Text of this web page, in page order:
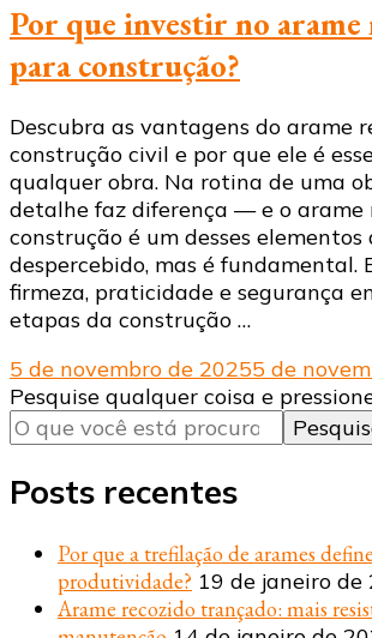
Por que investir no arame
para construção?
Descubra as vantagens do arame
construção civil e por que ele é
qualquer obra. Na rotina de uma
detalhe faz diferença — e o arame
construção é um desses elementos
despercebido, mas é fundamental.
firmeza, praticidade e segurança
etapas da construção …
5 de novembro de 20255 de
Procurando
algo?
Pesquise qualquer coisa e
Posts recentes
Por que a trefilação de arames
produtividade? 19 de janeiro de
Arame recozido trançado: mais